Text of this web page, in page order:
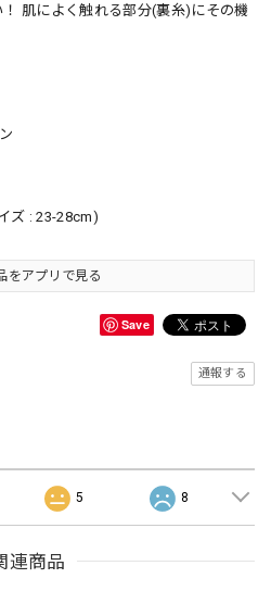
肌によく触れる部分(裏糸)にその機
ズ : 23-28cm)
をアプリで見る
Save
通報する
5 8
連商品